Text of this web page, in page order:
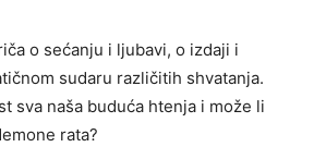
o sećanju i ljubavi, o izdaji i
sudaru različitih shvatanja.
sva naša buduća htenja i može li
rata?